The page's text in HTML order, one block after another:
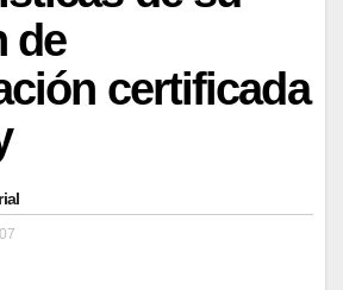
de
certificada